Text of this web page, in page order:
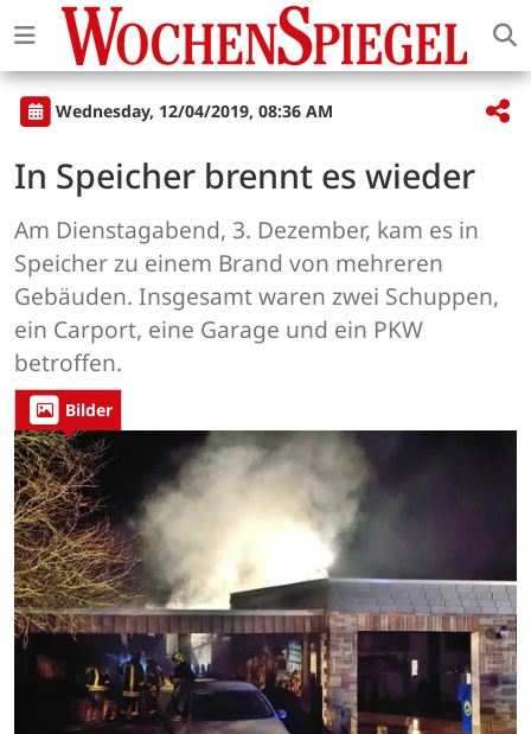
Wednesday, 12/04/2019, 08:36 AM
In Speicher brennt es wieder
Am Dienstagabend, 3. Dezember, kam es in
Speicher zu einem Brand von mehreren
Gebäuden. Insgesamt waren zwei Schuppen,
ein Carport, eine Garage und ein PKW
betroffen.
Bilder